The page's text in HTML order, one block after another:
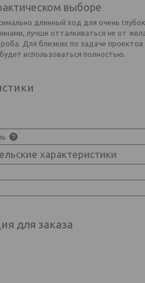
выборе
длинный ход для очень
лучше отталкиваться не от
Для близких по задаче
использоваться полностью.
характеристики
для заказа